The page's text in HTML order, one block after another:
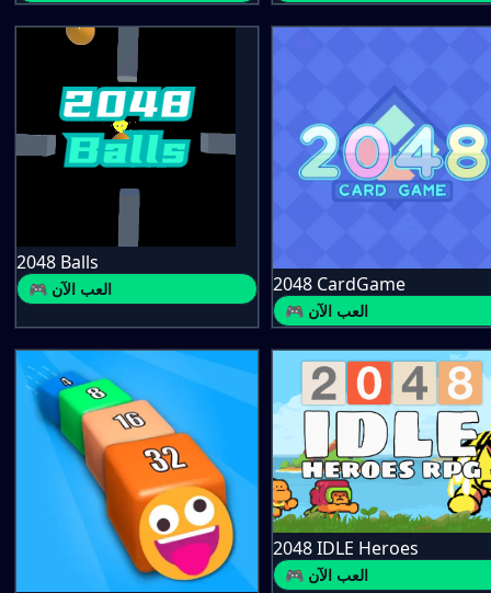
2048 Balls
🎮 العب الآن 2048 CardGame
🎮 العب الآن
2048 IDLE Heroes
🎮 العب الآن